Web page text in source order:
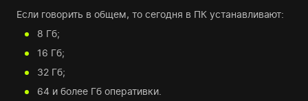
Если говорить в общем, то сегодня в ПК устанавливают:
8 Гб;
16 Гб;
32 Гб;
64 и более Гб оперативки.